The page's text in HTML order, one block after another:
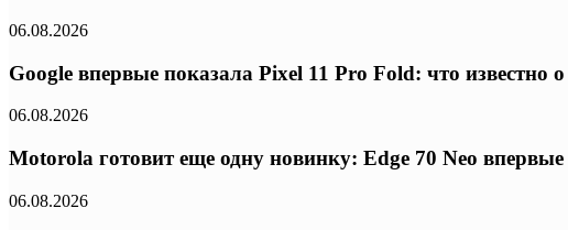
06.08.2026
Google впервые показала Pixel 11 Pro Fold: что известно
06.08.2026
Motorola готовит еще одну новинку: Edge 70 Neo
06.08.2026